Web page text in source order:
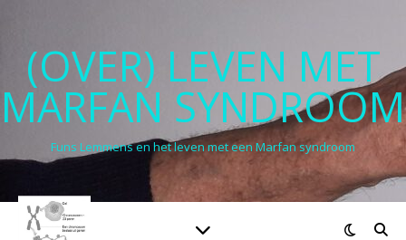
(OVER) LEVEN MET
MARFAN SYNDROOM
Funs Lemmens en het leven met een Marfan syndroom